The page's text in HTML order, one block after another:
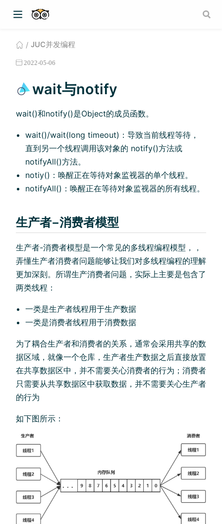
JUC并发编程
2022-05-06
wait与notify
wait()和notify()是Object的成员函数。
wait()/wait(long timeout)：导致当前线程等待，
直到另一个线程调用该对象的 notify()方法或
notifyAll()方法。
notiy()：唤醒正在等待对象监视器的单个线程。
notifyAll()：唤醒正在等待对象监视器的所有线程。
生产者−消费者模型
生产者-消费者模型是一个常见的多线程编程模型，，
弄懂生产者消费者问题能够让我们对多线程编程的理解
更加深刻。所谓生产消费者问题，实际上主要是包含了
两类线程：
一类是生产者线程用于生产数据
一类是消费者线程用于消费数据
为了耦合生产者和消费者的关系，通常会采用共享的数
据区域，就像一个仓库，生产者生产数据之后直接放置
在共享数据区中，并不需要关心消费者的行为；消费者
只需要从共享数据区中获取数据，并不需要关心生产者
的行为
如下图所示：